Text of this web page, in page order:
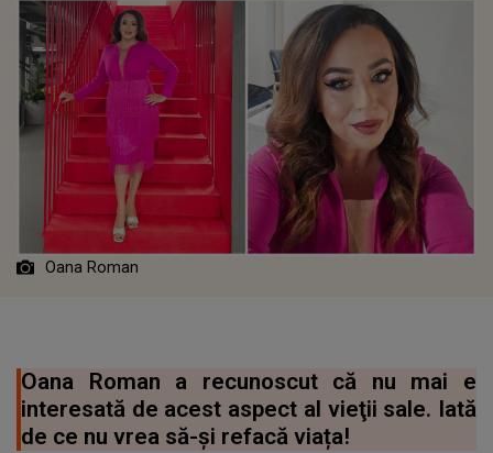
Oana Roman
Oana Roman a recunoscut că nu mai e
interesată de acest aspect al vieţii sale. Iată
de ce nu vrea să-și refacă viața!